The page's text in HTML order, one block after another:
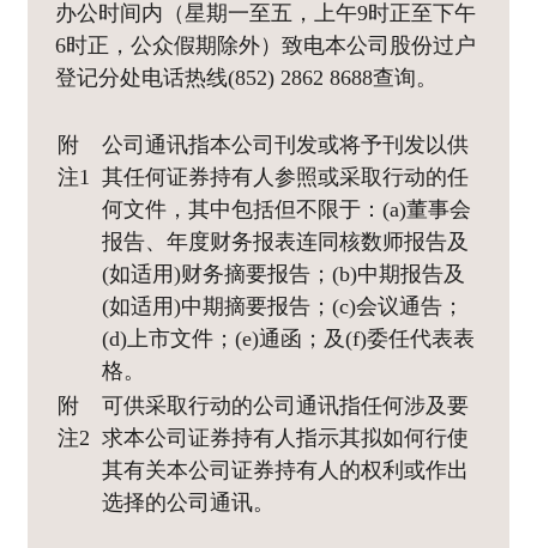
办公时间内（星期一至五，上午9时正至下午
6时正，公众假期除外）致电本公司股份过户
登记分处电话热线(852) 2862 8688查询。
附
注1
公司通讯指本公司刊发或将予刊发以供
其任何证券持有人参照或采取行动的任
何文件，其中包括但不限于：(a)董事会
报告、年度财务报表连同核数师报告及
(如适用)财务摘要报告；(b)中期报告及
(如适用)中期摘要报告；(c)会议通告；
(d)上市文件；(e)通函；及(f)委任代表表
格。
附
注2
可供采取行动的公司通讯指任何涉及要
求本公司证券持有人指示其拟如何行使
其有关本公司证券持有人的权利或作出
选择的公司通讯。